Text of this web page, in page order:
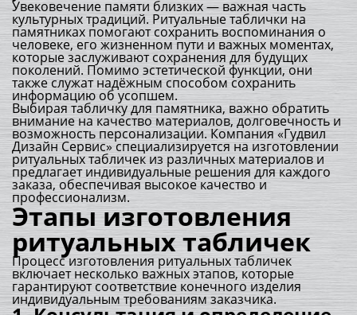
Увековечение памяти близких — важная часть
культурных традиций. Ритуальные таблички на
памятниках помогают сохранить воспоминания о
человеке, его жизненном пути и важных моментах,
которые заслуживают сохранения для будущих
поколений. Помимо эстетической функции, они
также служат надёжным способом сохранить
информацию об усопшем.
Выбирая табличку для памятника, важно обратить
внимание на качество материалов, долговечность и
возможность персонализации. Компания «Гудвил
Дизайн Сервис» специализируется на изготовлении
ритуальных табличек из различных материалов и
предлагает индивидуальные решения для каждого
заказа, обеспечивая высокое качество и
профессионализм.
Этапы изготовления
ритуальных табличек
Процесс изготовления ритуальных табличек
включает несколько важных этапов, которые
гарантируют соответствие конечного изделия
индивидуальным требованиям заказчика.